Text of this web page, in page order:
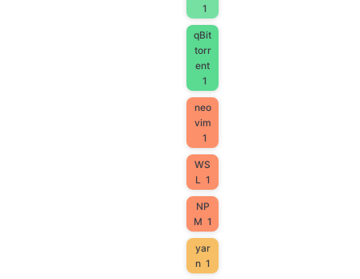
1
qBit
torr
ent
1
neo
vim
1
WS
L 1
NP
M 1
yar
n 1